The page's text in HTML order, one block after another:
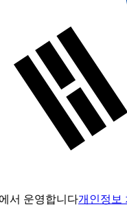
서 운영합니다개인정보